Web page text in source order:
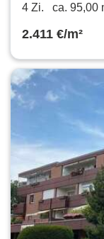
4 Zi. ca. 95,00
2.411 €/m²